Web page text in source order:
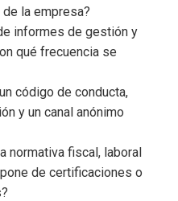
la empresa?
informes de gestión y
qué frecuencia se
código de conducta,
y un canal anónimo
normativa fiscal, laboral
de certificaciones o